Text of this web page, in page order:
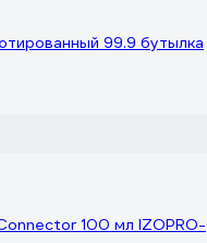
99.9 бутылка